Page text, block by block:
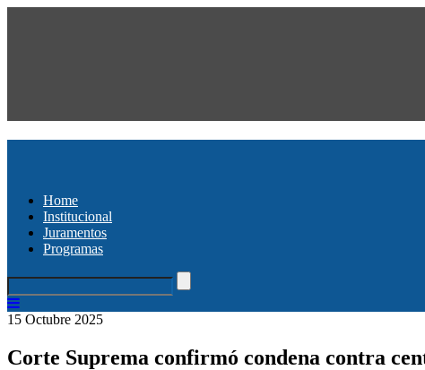
Home
Institucional
Juramentos
Programas
15 Octubre 2025
Corte Suprema confirmó condena contra